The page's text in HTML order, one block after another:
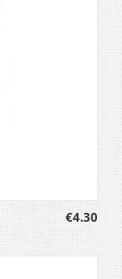
€4.30